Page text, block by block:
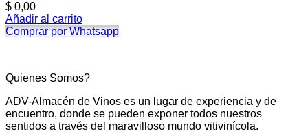
$ 0,00
Añadir al carrito
Comprar por Whatsapp
Quienes Somos?
ADV-Almacén de Vinos es un lugar de experiencia y de
encuentro, donde se pueden exponer todos nuestros
sentidos a través del maravilloso mundo vitivinícola.